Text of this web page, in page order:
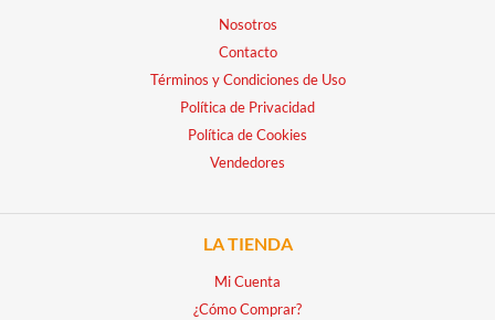
Nosotros
Contacto
Términos y Condiciones de Uso
Política de Privacidad
Política de Cookies
Vendedores
LA TIENDA
Mi Cuenta
¿Cómo Comprar?